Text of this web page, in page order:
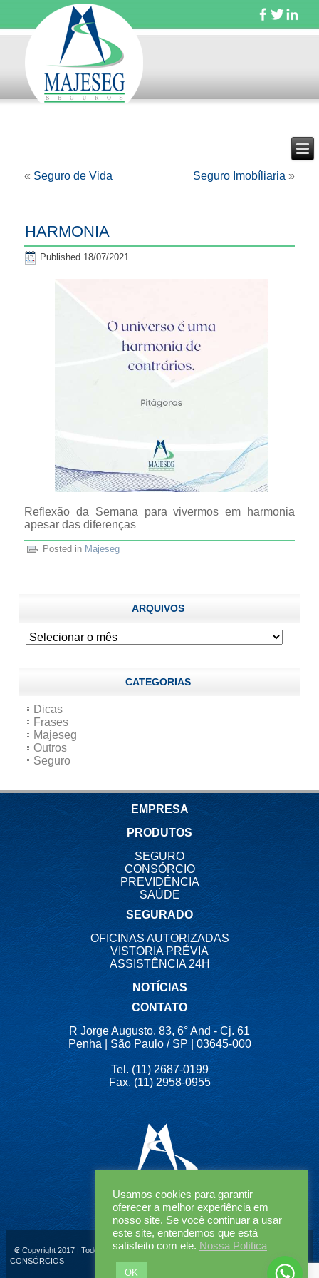
« Seguro de Vida Seguro Imobíliaria »
HARMONIA
Published 18/07/2021
Reflexão da Semana para vivermos em harmonia
apesar das diferenças
Posted in Majeseg
ARQUIVOS
Arquivos
CATEGORIAS
Dicas
Frases
Majeseg
Outros
Seguro
EMPRESA
PRODUTOS
SEGURO
CONSÓRCIO
PREVIDÊNCIA
SAÚDE
SEGURADO
OFICINAS AUTORIZADAS
VISTORIA PRÉVIA
ASSISTÊNCIA 24H
NOTÍCIAS
CONTATO
R Jorge Augusto, 83, 6° And - Cj. 61
Penha | São Paulo / SP | 03645-000
Tel. (11) 2687-0199
Fax. (11) 2958-0955
₢ Copyright 2017 | Todos os Direitos Reservados | MAJESEG SEGUROS &
CONSÓRCIOS
Usamos cookies para garantir
oferecer a melhor experiência em
nosso site. Se você continuar a usar
este site, entendemos que está
satisfeito com ele. Nossa Política
OK